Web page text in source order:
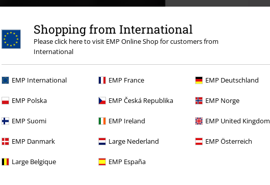
Shopping from International
Please click here to visit EMP Online Shop for customers from
International
EMP International EMP France EMP Deutschland
EMP Polska EMP Česká Republika EMP Norge
EMP Suomi EMP Ireland EMP United Kingdom
EMP Danmark Large Nederland EMP Österreich
Large Belgique EMP España